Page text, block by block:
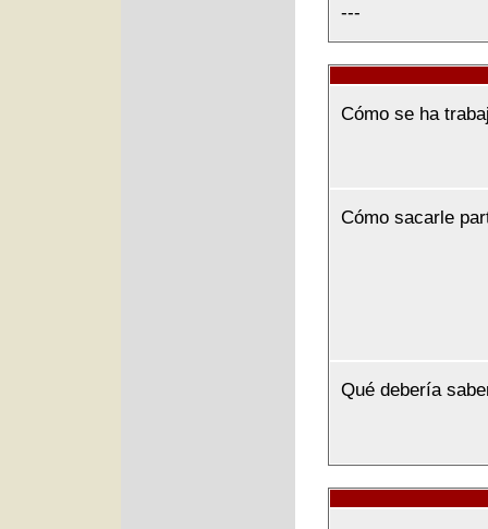
---
Cómo se ha
Cómo sacarle
Qué debería